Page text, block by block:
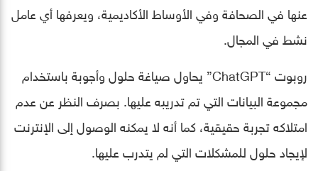
عنها في الصحافة وفي الأوساط الأكاديمية، ويعرفها أي عامل
نشط في المجال.
روبوت “ChatGPT” يحاول صياغة حلول وأجوبة باستخدام
مجموعة البيانات التي تم تدريبه عليها. بصرف النظر عن عدم
امتلاكه تجربة حقيقية، كما أنه لا يمكنه الوصول إلى الإنترنت
لإيجاد حلول للمشكلات التي لم يتدرب عليها.